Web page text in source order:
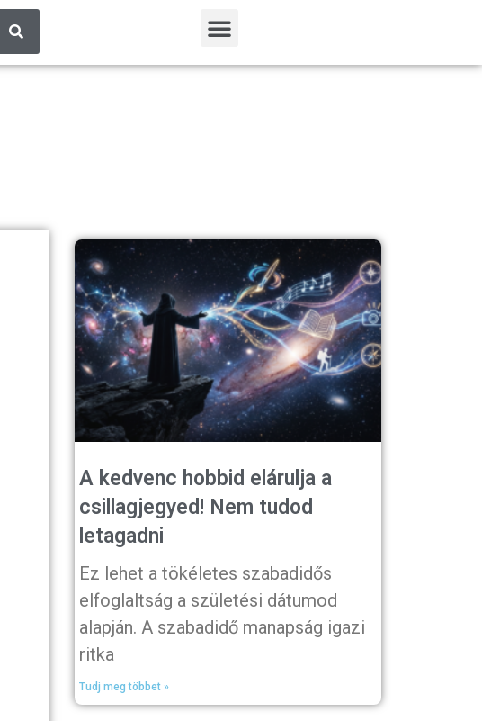
A kedvenc hobbid elárulja a
csillagjegyed! Nem tudod
letagadni
Ez lehet a tökéletes szabadidős
elfoglaltság a születési dátumod
alapján. A szabadidő manapság igazi
ritka
Tudj meg többet »